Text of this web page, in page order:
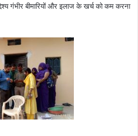
गंभीर बीमारियों और इलाज के खर्च को कम करना